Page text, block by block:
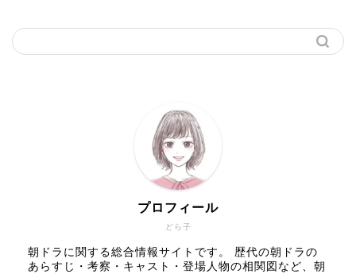
どら子
プロフィール
朝ドラに関する総合情報サイトです。 歴代の朝ドラの
あらすじ・考察・キャスト・登場人物の相関図など、朝